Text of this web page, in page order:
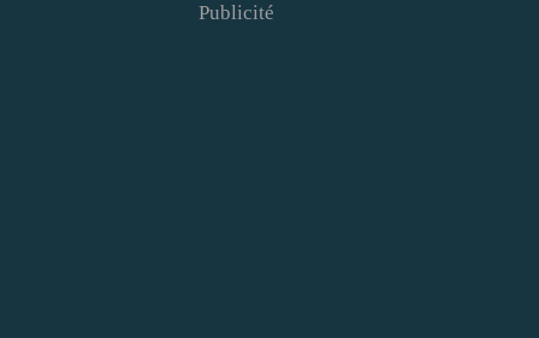
Publicité